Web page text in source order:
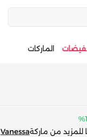
الماركات
للمزيد من ماركةVanessa